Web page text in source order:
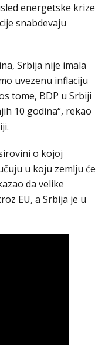
energetske krize
snabdevaju
Srbija nije imala
uvezenu inflaciju
tome, BDP u Srbiji
10 godina“, rekao
o kojoj
u koju zemlju će
da velike
EU, a Srbija je u